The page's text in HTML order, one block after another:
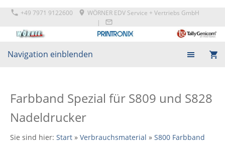
+49 7971 9122600
WÖRNER EDV Service + Vertriebs GmbH
|
Navigation einblenden
Farbband Spezial für S809 und S828
Nadeldrucker
Sie sind hier: Start » Verbrauchsmaterial » S800 Farbband